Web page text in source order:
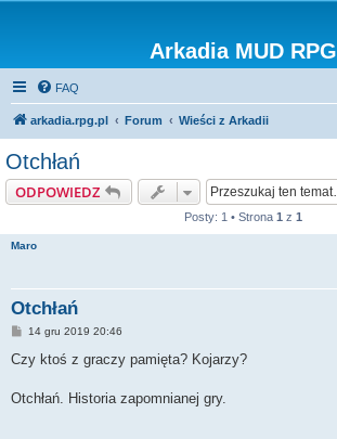
Arkadia MUD RPG
FAQ
arkadia.rpg.pl Forum Wieści z Arkadii
Otchłań
ODPOWIEDZ
Posty: 1 • Strona 1 z 1
Maro
Otchłań
P
s
14 gru 2019 20:46
Czy ktoś z graczy pamięta? Kojarzy?
Otchłań. Historia zapomnianej gry.